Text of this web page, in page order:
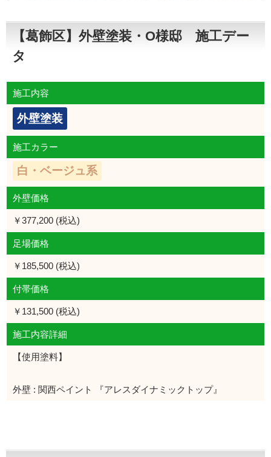
【葛飾区】外壁塗装・O様邸 施工デー
タ
施工内容
外壁塗装
施工カラー
白・ベージュ系
外壁価格
￥377,200 (税込)
足場価格
￥185,500 (税込)
付帯価格
￥131,500 (税込)
施工内容詳細
【使用塗料】
外壁 : 関西ペイント 『アレスダイナミックトップ』